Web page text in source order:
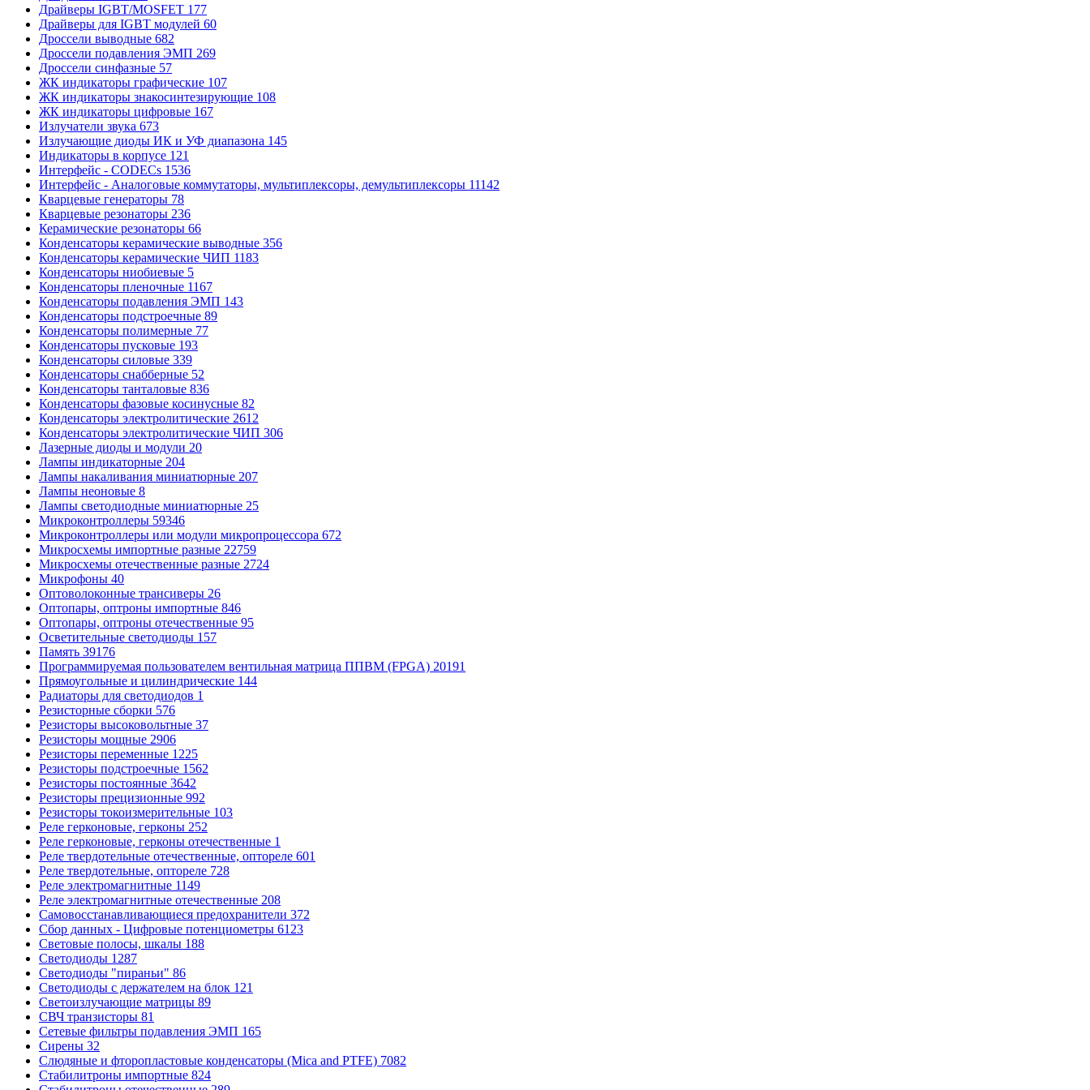
Драйверы IGBT/MOSFET 177
Драйверы для IGBT модулей 60
Дроссели выводные 682
Дроссели подавления ЭМП 269
Дроссели синфазные 57
ЖК индикаторы графические 107
ЖК индикаторы знакосинтезирующие 108
ЖК индикаторы цифровые 167
Излучатели звука 673
Излучающие диоды ИК и УФ диапазона 145
Индикаторы в корпусе 121
Интерфейс - CODECs 1536
Интерфейс - Аналоговые коммутаторы, мультиплексоры, демультиплексоры 11142
Кварцевые генераторы 78
Кварцевые резонаторы 236
Керамические резонаторы 66
Конденсаторы керамические выводные 356
Конденсаторы керамические ЧИП 1183
Конденсаторы ниобиевые 5
Конденсаторы пленочные 1167
Конденсаторы подавления ЭМП 143
Конденсаторы подстроечные 89
Конденсаторы полимерные 77
Конденсаторы пусковые 193
Конденсаторы силовые 339
Конденсаторы снабберные 52
Конденсаторы танталовые 836
Конденсаторы фазовые косинусные 82
Конденсаторы электролитические 2612
Конденсаторы электролитические ЧИП 306
Лазерные диоды и модули 20
Лампы индикаторные 204
Лампы накаливания миниатюрные 207
Лампы неоновые 8
Лампы светодиодные миниатюрные 25
Микроконтроллеры 59346
Микроконтроллеры или модули микропроцессора 672
Микросхемы импортные разные 22759
Микросхемы отечественные разные 2724
Микрофоны 40
Оптоволоконные трансиверы 26
Оптопары, оптроны импортные 846
Оптопары, оптроны отечественные 95
Осветительные светодиоды 157
Память 39176
Программируемая пользователем вентильная матрица ППВМ (FPGA) 20191
Прямоугольные и цилиндрические 144
Радиаторы для светодиодов 1
Резисторные сборки 576
Резисторы высоковольтные 37
Резисторы мощные 2906
Резисторы переменные 1225
Резисторы подстроечные 1562
Резисторы постоянные 3642
Резисторы прецизионные 992
Резисторы токоизмерительные 103
Реле герконовые, герконы 252
Реле герконовые, герконы отечественные 1
Реле твердотельные отечественные, оптореле 601
Реле твердотельные, оптореле 728
Реле электромагнитные 1149
Реле электромагнитные отечественные 208
Самовосстанавливающиеся предохранители 372
Сбор данных - Цифровые потенциометры 6123
Световые полосы, шкалы 188
Светодиоды 1287
Светодиоды "пираньи" 86
Светодиоды с держателем на блок 121
Светоизлучающие матрицы 89
СВЧ транзисторы 81
Сетевые фильтры подавления ЭМП 165
Сирены 32
Слюдяные и фторопластовые конденсаторы (Mica and PTFE) 7082
Стабилитроны импортные 824